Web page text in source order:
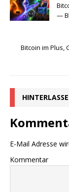
—
Bitcoin im Plus,
E-Mail Adresse
Kommentar